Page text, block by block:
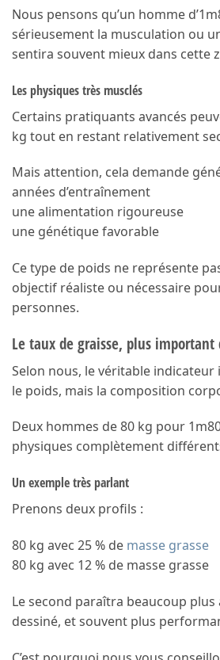
Nous pensons qu’un homme
sérieusement la musculation ou
sentira souvent mieux dans cette
Les physiques très musclés
Certains pratiquants avancés
kg tout en restant relativement
Mais attention, cela demande
années d’entraînement
une alimentation rigoureuse
une génétique favorable
Ce type de poids ne représente
objectif réaliste ou nécessaire
personnes.
Le taux de graisse, plus important
Selon nous, le véritable indicateur
le poids, mais la composition
Deux hommes de 80 kg pour
physiques complètement
Un exemple très parlant
Prenons deux profils :
80 kg avec 25 % de masse grasse
80 kg avec 12 % de masse grasse
Le second paraîtra beaucoup
dessiné, et souvent plus